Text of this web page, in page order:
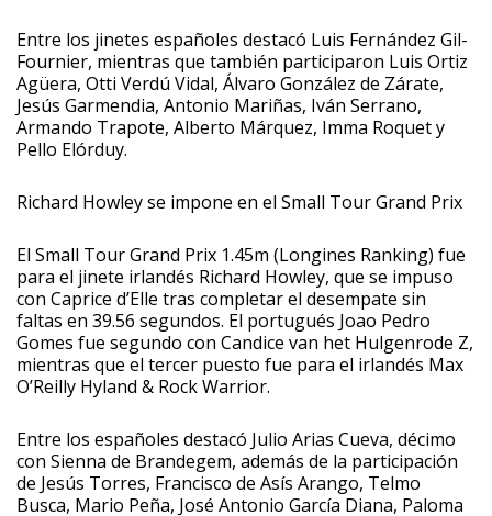
Entre los jinetes españoles destacó Luis Fernández Gil-
Fournier, mientras que también participaron Luis Ortiz
Agüera, Otti Verdú Vidal, Álvaro González de Zárate,
Jesús Garmendia, Antonio Mariñas, Iván Serrano,
Armando Trapote, Alberto Márquez, Imma Roquet y
Pello Elórduy.
Richard Howley se impone en el Small Tour Grand Prix
El Small Tour Grand Prix 1.45m (Longines Ranking) fue
para el jinete irlandés Richard Howley, que se impuso
con Caprice d’Elle tras completar el desempate sin
faltas en 39.56 segundos. El portugués Joao Pedro
Gomes fue segundo con Candice van het Hulgenrode Z,
mientras que el tercer puesto fue para el irlandés Max
O’Reilly Hyland & Rock Warrior.
Entre los españoles destacó Julio Arias Cueva, décimo
con Sienna de Brandegem, además de la participación
de Jesús Torres, Francisco de Asís Arango, Telmo
Busca, Mario Peña, José Antonio García Diana, Paloma